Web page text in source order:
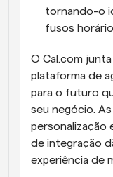
tornando-o
fusos
O Cal.com
plataforma de
para o futuro
seu negócio.
personalização
de integração
experiência de